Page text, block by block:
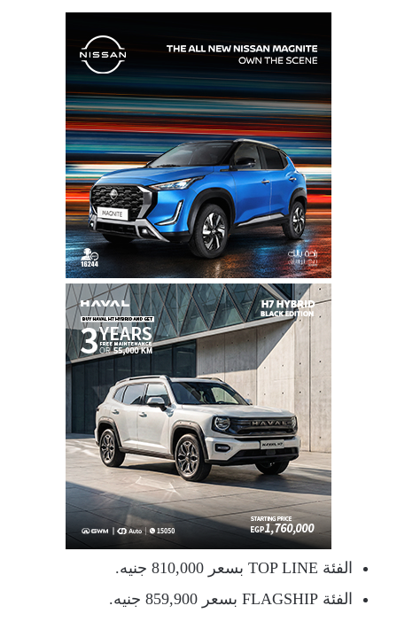
الفئة TOP LINE بسعر 810,000 جنيه.
الفئة FLAGSHIP بسعر 859,900 جنيه.